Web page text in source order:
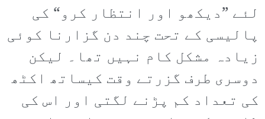
لئے ”دیکھو اور انتظار کرو“ کی
پالیسی کے تحت چند دن گزارنا کوئی
زیادہ مشکل کام نہیں تھا۔ لیکن
دوسری طرف گزرتے وقت کیساتھ اکٹھ
کی تعداد کم پڑنے لگتی اور اس کی